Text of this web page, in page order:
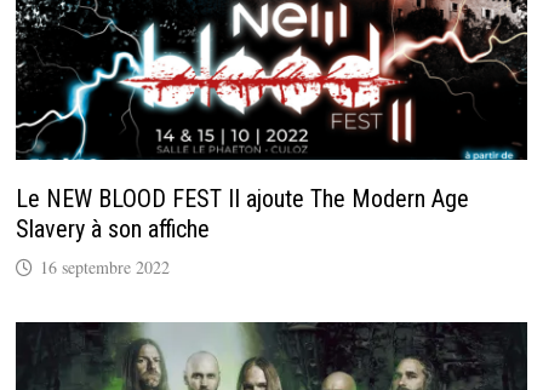
Le NEW BLOOD FEST II ajoute The Modern Age
Slavery à son affiche
16 septembre 2022